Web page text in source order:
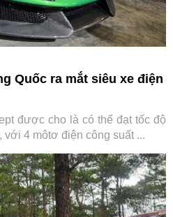
Quốc ra mắt siêu xe điện
được cho là có thể đạt tốc độ
với 4 môtơ điện công suất ...